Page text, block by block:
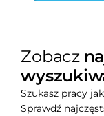
Zobacz
Szukasz pracy
Sprawdź